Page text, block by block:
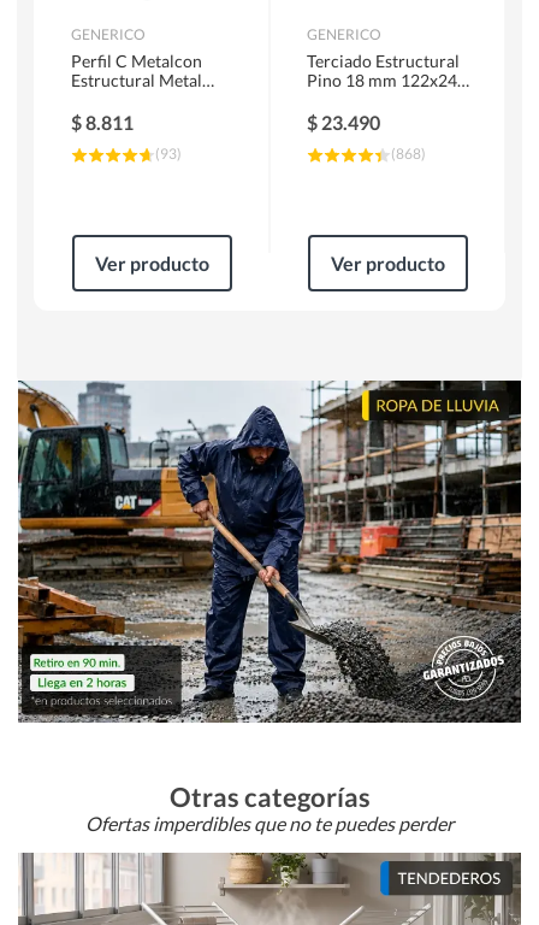
GENERICO
Perfil C Metalcon
Estructural Metal
$8.811
(93)
Ver producto
GENERICO
Terciado Estructural
Pino 18 mm 122x244
$ 23.490
(868)
Ver producto
Otras categorías
Ofertas imperdibles que no te puedes perder